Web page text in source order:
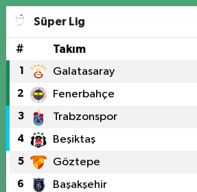
Süper Lig
# Takım
1 Galatasaray
2 Fenerbahçe
3 Trabzonspor
4 Beşiktaş
5 Göztepe
6 Başakşehir